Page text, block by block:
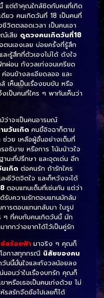
แต่ถ้าคุณใกล้ชิดกับคนที่เกิด
ยว คนเกิดวันที่ 18 เป็นคนที่
วิตตลอดเวลา เป็นคนเอา
เสีย ดูดวงคนเกิดวันที่18
ตนเองเลย บ่อยครั้งที่รู้สึก
ละรู้สึกที่ตัวเองไม่ได้ ดังใจ
กผ่อน กังวลเก่งจนเครียด
อนข้างละเอียดลออ และ
เห็นเป็นเรื่องขบขัน หรือ
เป็นคนที่ใคร ๆ พากันเห็นว่า
าจะเป็นคนอารมณ์
มวันเกิด คนขี้อิจฉาก็ตาม
ช่วย เหลือผู้อื่นอย่างเต็มที่
อธิบาย หรือการ โน้มน้าวใจ
นะที่ปรึกษา และจุดเด่น อีก
เกิด ต่อคนรัก ถ้ารักใคร
ะชีวิตจิตใจ และก็หวังจะได้
ตอบแทนเต็มที่เช่นกัน แต่ว่า
รับความรักตอบแทนมักล้ม
ารตอบแทนกลับมา ในรูป
ๆ ที่คบกับคนเกิดวันนี้ มัก
กกว่าอยากได้ไว้เป็นคู่รัก
ย์สร้อยฟ้า มาจริง ๆ คุณก็
อกาสทุกกรณี นิสัยของคน
วันนี้มั่นใจและกังวลน้อยลง
นอนว่าในเรื่องบทรัก คุณก็
หรือเธอเป็นคนเก่งด้วย ไม่
รสรักจืดชือไปเลยก็ได้